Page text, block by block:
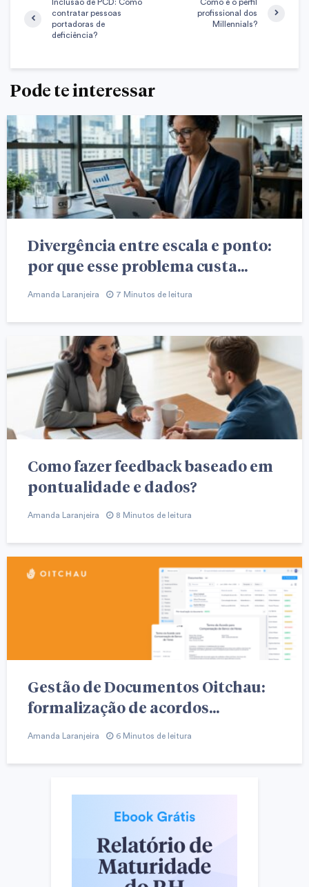
Inclusão de PCD: Como
contratar pessoas
portadoras de
deficiência?
Como é o perfil
profissional dos
Millennials?
Pode te interessar
Divergência entre escala e ponto:
por que esse problema custa...
Amanda Laranjeira 7 Minutos de leitura
Como fazer feedback baseado em
pontualidade e dados?
Amanda Laranjeira 8 Minutos de leitura
Gestão de Documentos Oitchau:
formalização de acordos...
Amanda Laranjeira 6 Minutos de leitura